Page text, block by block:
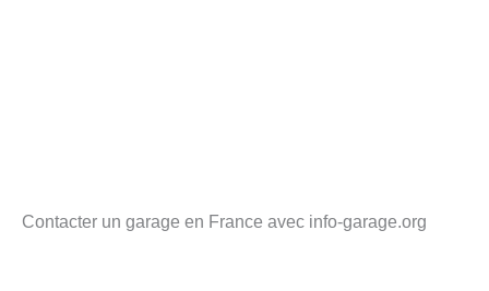
Contacter un garage en France avec info-garage.org